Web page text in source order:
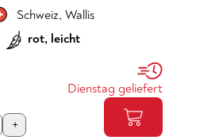
Schweiz, Wallis
rot, leicht
Dienstag geliefert
+